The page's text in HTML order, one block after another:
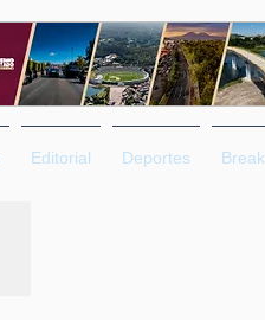
Editorial Deportes Break